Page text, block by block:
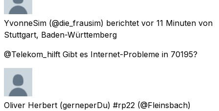
YvonneSim (@die_frausim) berichtet vor 11 Minuten von
Stuttgart, Baden-Württemberg
@Telekom_hilft Gibt es Internet-Probleme in 70195?
Oliver Herbert (gerneperDu) #rp22 (@Fleinsbach)